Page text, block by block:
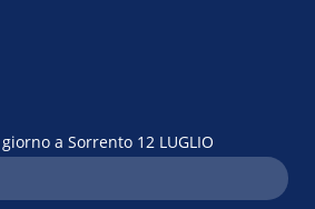
a Sorrento 12 LUGLIO